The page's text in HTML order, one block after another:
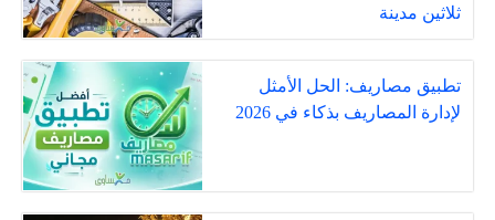
ثلاثين مدينة
تطبيق مصاريف: الحل الأمثل
لإدارة المصاريف بذكاء في 2026